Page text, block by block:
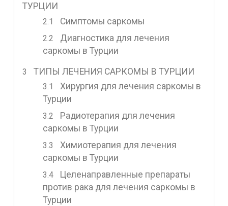
ТУРЦИИ
Симптомы саркомы
Диагностика для лечения
саркомы в Турции
ТИПЫ ЛЕЧЕНИЯ САРКОМЫ В ТУРЦИИ
Хирургия для лечения саркомы в
Турции
Радиотерапия для лечения
саркомы в Турции
Химиотерапия для лечения
саркомы в Турции
Целенаправленные препараты
против рака для лечения саркомы в
Турции